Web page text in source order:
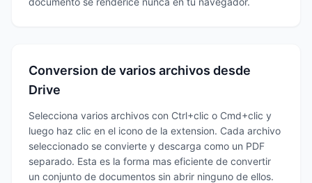
Conversion de varios archivos desde
Drive
Selecciona varios archivos con Ctrl+clic o Cmd+clic y
luego haz clic en el icono de la extension. Cada archivo
seleccionado se convierte y descarga como un PDF
separado. Esta es la forma mas eficiente de convertir
un conjunto de documentos sin abrir ninguno de ellos.